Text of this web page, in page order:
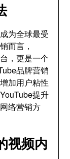
为全球最受
而言，
，更是一个
品牌营销
加用户粘性
提升
络营销方
视频内